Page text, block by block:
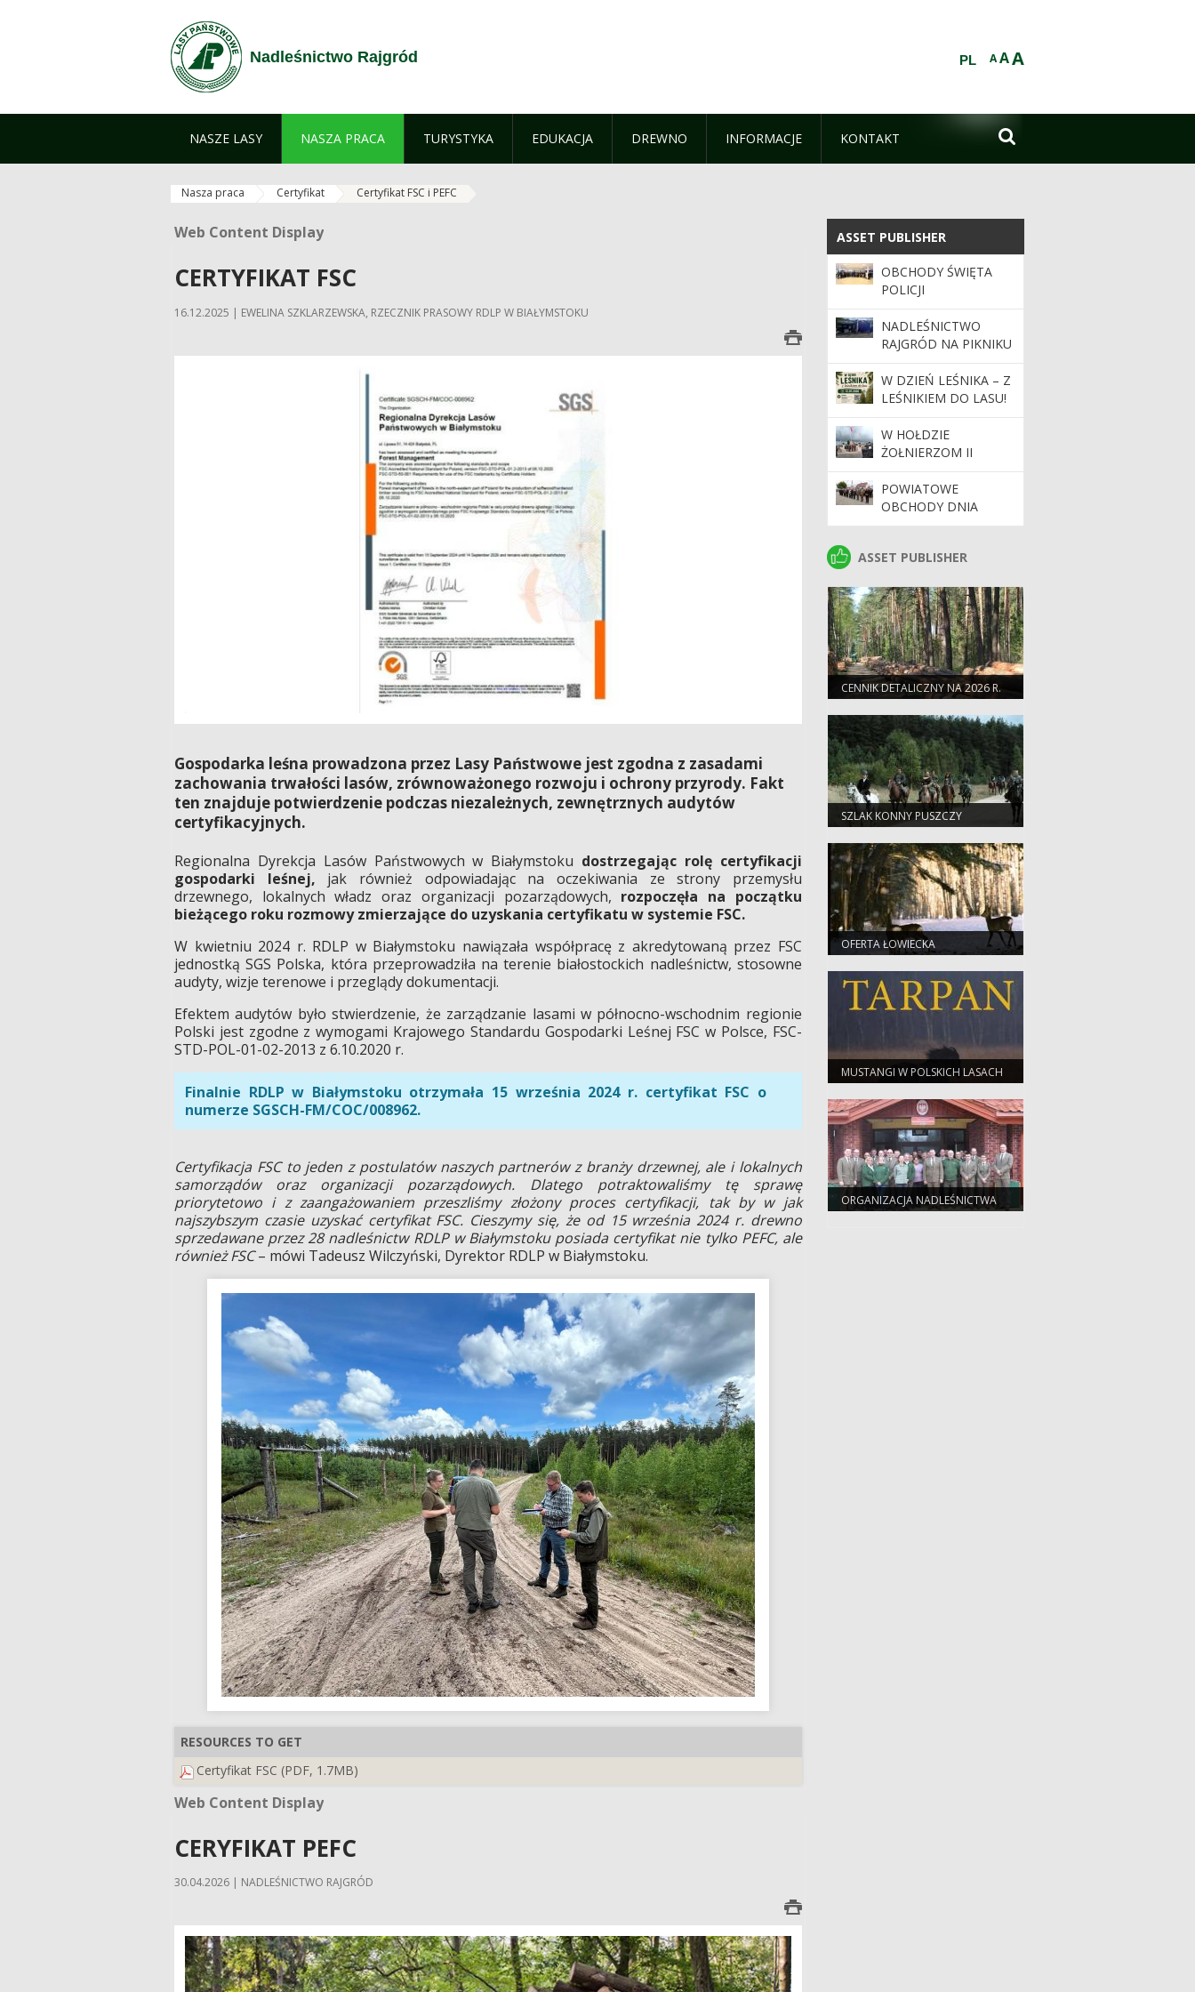
Nadleśnictwo Rajgród AAA
PL
NASZE LASY NASZA PRACA TURYSTYKA EDUKACJA DREWNO INFORMACJE KONTAKT 
Nasza praca Certyfikat Certyfikat FSC i PEFC
Web Content Display
Web Content Display
CERTYFIKAT FSC
16.12.2025 | EWELINA SZKLARZEWSKA, RZECZNIK PRASOWY RDLP W BIAŁYMSTOKU
Gospodarka leśna prowadzona przez Lasy Państwowe jest zgodna z zasadami
zachowania trwałości lasów, zrównoważonego rozwoju i ochrony przyrody. Fakt
ten znajduje potwierdzenie podczas niezależnych, zewnętrznych audytów
certyfikacyjnych.
Regionalna Dyrekcja Lasów Państwowych w Białymstoku dostrzegając rolę certyfikacji
gospodarki leśnej, jak również odpowiadając na oczekiwania ze strony przemysłu
drzewnego, lokalnych władz oraz organizacji pozarządowych, rozpoczęła na początku
bieżącego roku rozmowy zmierzające do uzyskania certyfikatu w systemie FSC.
W kwietniu 2024 r. RDLP w Białymstoku nawiązała współpracę z akredytowaną przez FSC
jednostką SGS Polska, która przeprowadziła na terenie białostockich nadleśnictw, stosowne
audyty, wizje terenowe i przeglądy dokumentacji.
Efektem audytów było stwierdzenie, że zarządzanie lasami w północno-wschodnim regionie
Polski jest zgodne z wymogami Krajowego Standardu Gospodarki Leśnej FSC w Polsce, FSC-
STD-POL-01-02-2013 z 6.10.2020 r.
Finalnie RDLP w Białymstoku otrzymała 15 września 2024 r. certyfikat FSC o
numerze SGSCH-FM/COC/008962.
Certyfikacja FSC to jeden z postulatów naszych partnerów z branży drzewnej, ale i lokalnych
samorządów oraz organizacji pozarządowych. Dlatego potraktowaliśmy tę sprawę
priorytetowo i z zaangażowaniem przeszliśmy złożony proces certyfikacji, tak by w jak
najszybszym czasie uzyskać certyfikat FSC. Cieszymy się, że od 15 września 2024 r. drewno
sprzedawane przez 28 nadleśnictw RDLP w Białymstoku posiada certyfikat nie tylko PEFC, ale
również FSC– mówi Tadeusz Wilczyński, Dyrektor RDLP w Białymstoku.
RESOURCES TO GET
Certyfikat FSC (PDF, 1.7MB)
Web Content Display
Web Content Display
CERYFIKAT PEFC
30.04.2026 | NADLEŚNICTWO RAJGRÓD
ASSET PUBLISHER
ASSET PUBLISHER
OBCHODY ŚWIĘTA
POLICJI
NADLEŚNICTWO
RAJGRÓD NA PIKNIKU
INTEGRACYJNYM W
WĄSOSZU
W DZIEŃ LEŚNIKA – Z
LEŚNIKIEM DO LASU!
W HOŁDZIE
ŻOŁNIERZOM II
KORPUSU POLSKIEGO
POWIATOWE
OBCHODY DNIA
STRAŻAKA
ASSET PUBLISHER
ASSET PUBLISHER
CENNIK DETALICZNY NA 2026 R.
SZLAK KONNY PUSZCZY
AUGUSTOWSKIEJ I MAZUR
OFERTA ŁOWIECKA
MUSTANGI W POLSKICH LASACH
ORGANIZACJA NADLEŚNICTWA